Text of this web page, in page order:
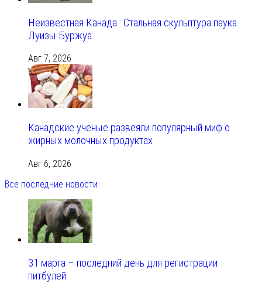
Неизвестная Канада : Стальная скульптура паука
Луизы Буржуа
Авг 7, 2026
Канадские ученые развеяли популярный миф о
жирных молочных продуктах
Авг 6, 2026
Все последние новости
31 марта – последний день для регистрации
питбулей